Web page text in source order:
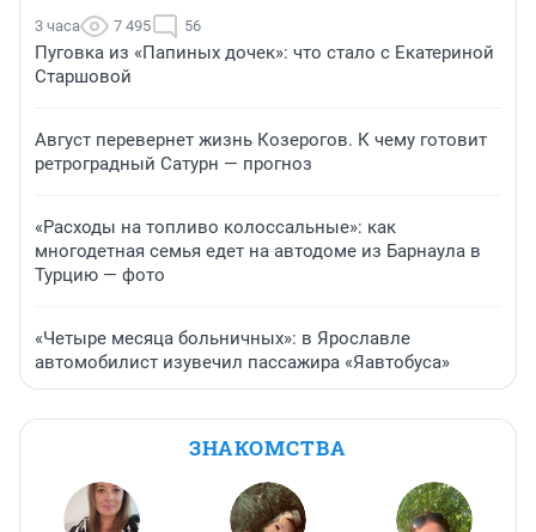
3 часа 7 495 56
Пуговка из «Папиных дочек»: что стало с Екатериной
Старшовой
Август перевернет жизнь Козерогов. К чему готовит
ретроградный Сатурн — прогноз
«Расходы на топливо колоссальные»: как
многодетная семья едет на автодоме из Барнаула в
Турцию — фото
«Четыре месяца больничных»: в Ярославле
автомобилист изувечил пассажира «Яавтобуса»
ЗНАКОМСТВА